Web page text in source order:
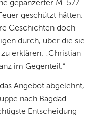
gepanzerter M-577-
geschützt hätten.
Geschichten doch
durch, über die sie
erklären. „Christian
im Gegenteil.“
Angebot abgelehnt,
nach Bagdad
Entscheidung